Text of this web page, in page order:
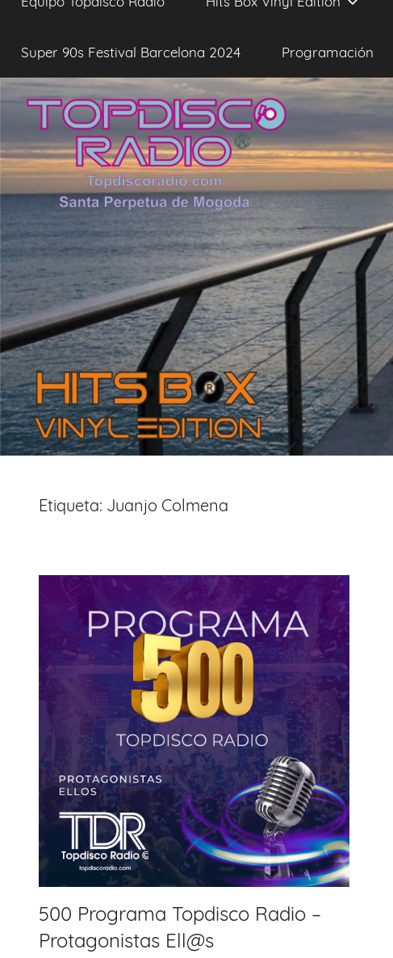
Super 90s Festival Barcelona 2024 Programación
Etiqueta: Juanjo Colmena
500 Programa Topdisco Radio –
Protagonistas Ell@s